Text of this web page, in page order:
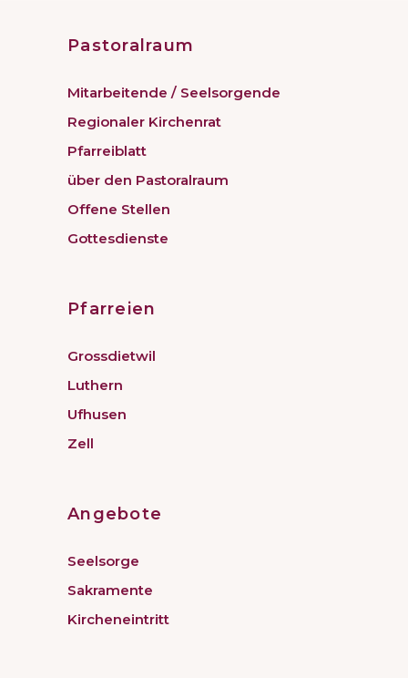
Pastoralraum
Mitarbeitende / Seelsorgende
Regionaler Kirchenrat
Pfarreiblatt
über den Pastoralraum
Offene Stellen
Gottesdienste
Pfarreien
Grossdietwil
Luthern
Ufhusen
Zell
Angebote
Seelsorge
Sakramente
Kircheneintritt